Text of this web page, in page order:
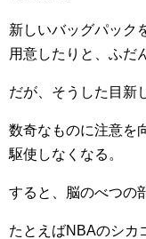
新しいバッグパック
用意したりと、ふだ
だが、そうした目新
数奇なものに注意を
駆使しなくなる。
すると、脳のべつの
たとえばNBAのシカ